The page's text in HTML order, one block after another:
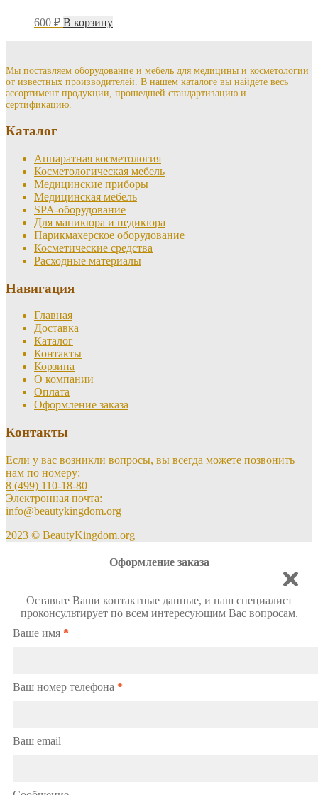
600 ₽ В корзину
Мы поставляем оборудование и мебель для медицины и косметологии
от известных производителей. В нашем каталоге вы найдёте весь
ассортимент продукции, прошедшей стандартизацию и
сертификацию.
Каталог
Аппаратная косметология
Косметологическая мебель
Медицинские приборы
Медицинская мебель
SPA-оборудование
Для маникюра и педикюра
Парикмахерское оборудование
Косметические средства
Расходные материалы
Навигация
Главная
Доставка
Каталог
Контакты
Корзина
О компании
Оплата
Оформление заказа
Контакты
Если у вас возникли вопросы, вы всегда можете позвонить
нам по номеру:
8 (499) 110-18-80
Электронная почта:
info@beautykingdom.org
2023 © BeautyKingdom.org
Оформление заказа
Оставьте Ваши контактные данные, и наш специалист
проконсультирует по всем интересующим Вас вопросам.
Ваше имя *
Ваш номер телефона *
Ваш email